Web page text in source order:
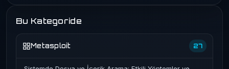
Bu Kategoride
Metasploit 27